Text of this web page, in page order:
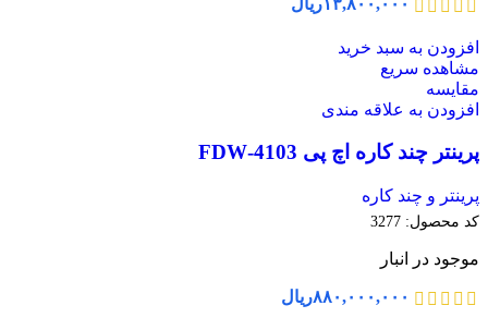
۱۳,۸۰۰,۰۰۰ریال
افزودن به سبد خرید
مشاهده سریع
مقایسه
افزودن به علاقه مندی
پرینتر چند کاره اچ پی 4103-FDW
پرینتر و چند کاره
کد محصول: 3277
موجود در انبار
۸۸۰,۰۰۰,۰۰۰ریال